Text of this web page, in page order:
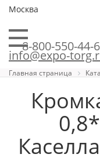
Москва
8-800-550-44-
info@expo-
Главная страница